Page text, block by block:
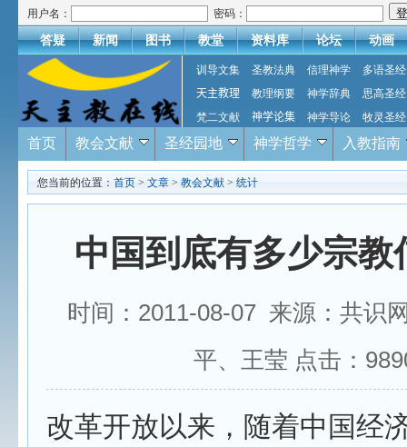
用户名： 密码：
答疑 新闻 图书 教堂 资料库 论坛 动画
训导文集 圣教法典 信理神学
多语圣经
天主教理
教理纲要 神学辞典
思高圣经
梵二文献
神学论集 神学导论 牧灵圣经
首页 教会文献 圣经园地 神学哲学 入教指南
您当前的位置： 首页 > 文章 > 教会文献 > 统计
中国到底有多少宗教
时间：2011-08-07 来源：共识
平、王莹 点击：
改革开放以来，随着中国经